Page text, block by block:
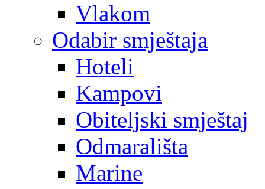
Vlakom
Odabir smještaja
Hoteli
Kampovi
Obiteljski smještaj
Odmarališta
Marine